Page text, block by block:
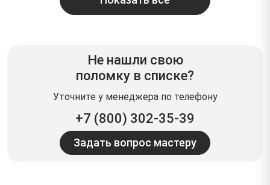
Не нашли свою
поломку в списке?
Уточните у менеджера по телефону
+7 (800) 302-35-39
Задать вопрос мастеру